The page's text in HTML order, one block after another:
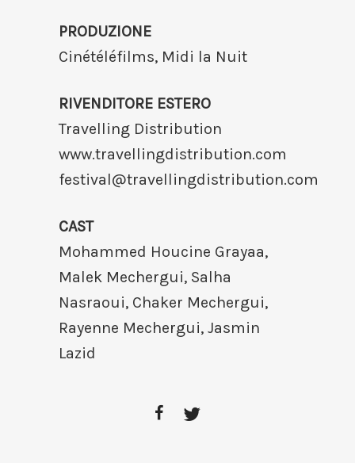
PRODUZIONE
Cinétéléfilms, Midi la Nuit
RIVENDITORE ESTERO
Travelling Distribution
www.travellingdistribution.com
festival@travellingdistribution.com
CAST
Mohammed Houcine Grayaa,
Malek Mechergui, Salha
Nasraoui, Chaker Mechergui,
Rayenne Mechergui, Jasmin
Lazid